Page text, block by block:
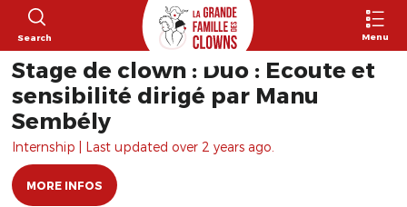
Search Menu
Stage de clown : Duo : Ecoute et
sensibilité dirigé par Manu
Sembély
Internship | Last updated over 2 years ago.
MORE INFOS